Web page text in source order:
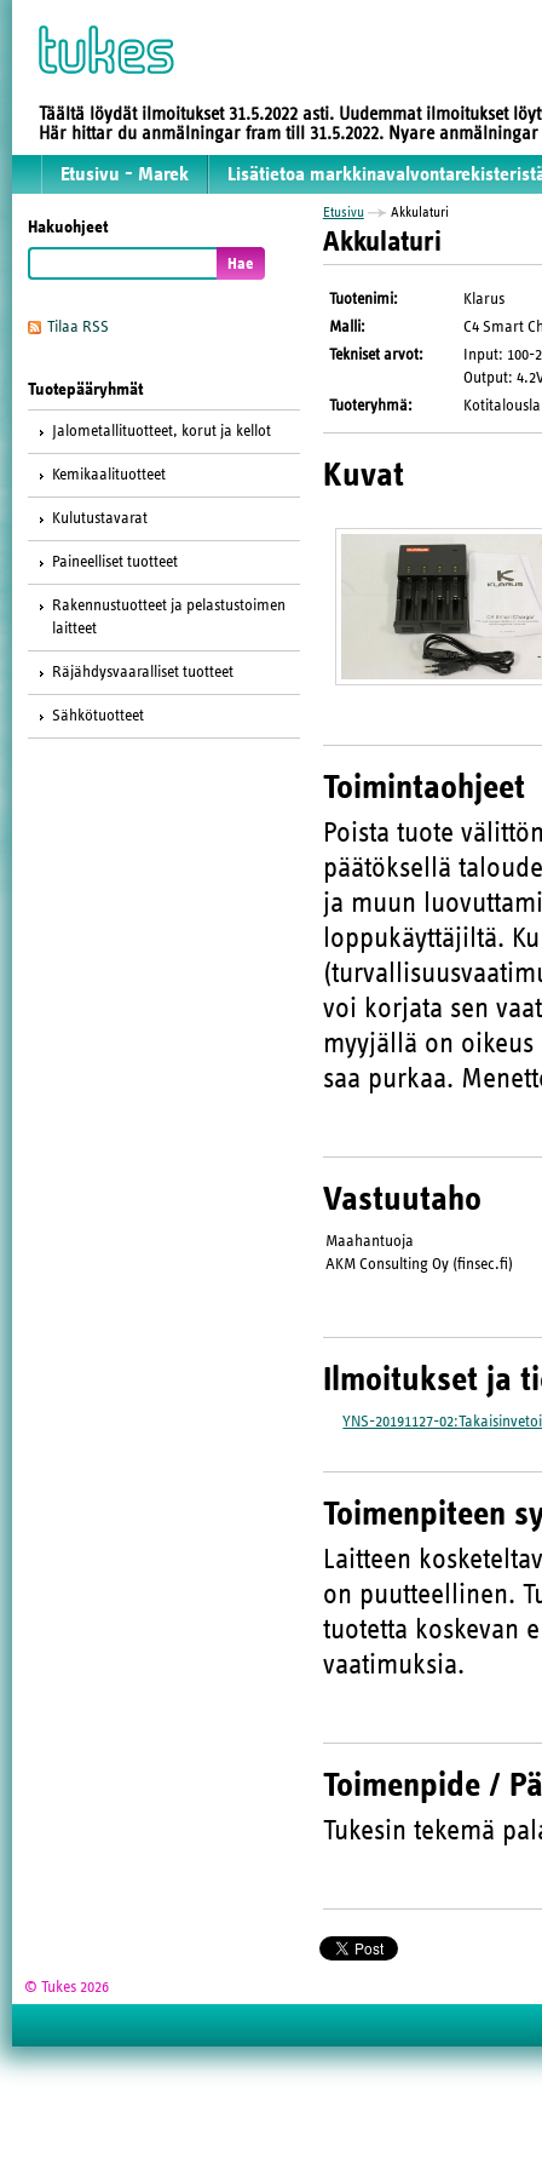
Täältä löydät ilmoitukset 31.5.2022 asti. Uudemmat ilmoitukset
Här hittar du anmälningar fram till 31.5.2022. Nyare
Etusivu - Marek Lisätietoa
Hakuohjeet
Tilaa RSS
Tuotepääryhmät
Jalometallituotteet, korut ja kellot
Kemikaalituotteet
Kulutustavarat
Paineelliset tuotteet
Rakennustuotteet ja pelastustoimen
laitteet
Räjähdysvaaralliset tuotteet
Sähkötuotteet
Etusivu Akkulaturi
Akkulaturi
Tuotenimi:
Klarus
Malli:
C4 Smart
Tekniset arvot:
Input: 100-
Output:
Tuoteryhmä:
Kuvat
Toimintaohjeet
Poista tuote
päätöksellä
ja muun
loppukäyttäjiltä.
voi korjata sen
myyjällä on
saa purkaa.
Vastuutaho
Maahantuoja
AKM Consulting Oy (finsec.fi)
Ilmoitukset ja
YNS-20191127-
Toimenpiteen
Laitteen
on puutteellinen.
tuotetta koskevan
vaatimuksia.
Toimenpide /
Tukesin tekemä
© Tukes 2026